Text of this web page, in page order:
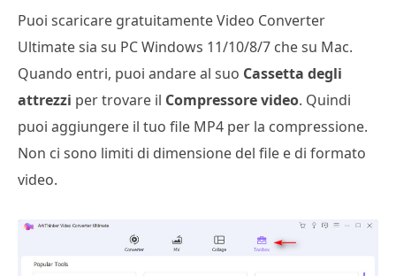
Puoi scaricare gratuitamente Video Converter
Ultimate sia su PC Windows 11/10/8/7 che su Mac.
Quando entri, puoi andare al suo Cassetta degli
attrezzi per trovare il Compressore video. Quindi
puoi aggiungere il tuo file MP4 per la compressione.
Non ci sono limiti di dimensione del file e di formato
video.